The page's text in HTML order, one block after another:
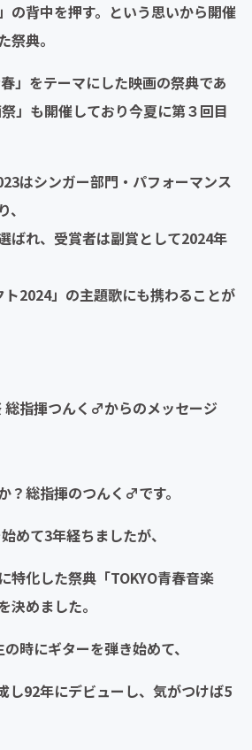
の背中を押す。という思いから開催
祭典。
」をテーマにした映画の祭典であ
」も開催しており今夏に第３回目
はシンガー部門・パフォーマンス
ばれ、 受賞者は副賞として2024年
ト2024」の主題歌にも携わることが
指揮つんく♂からのメッセージ
？総指揮のつんく♂です。
めて3年経ちましたが、
特化した祭典「TOKYO青春音楽
決めました。
時にギターを弾き始めて、
し92年にデビューし、気がつけば5